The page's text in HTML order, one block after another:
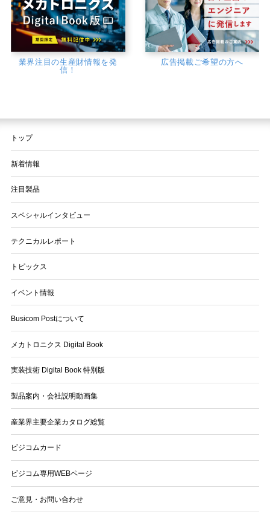
業界注目の生産財情報を発
信！
広告掲載ご希望の方へ
トップ
新着情報
注目製品
スペシャルインタビュー
テクニカルレポート
トピックス
イベント情報
Busicom Postについて
メカトロニクス Digital Book
実装技術 Digital Book 特別版
製品案内・会社説明動画集
産業界主要企業カタログ総覧
ビジコムカード
ビジコム専用WEBページ
ご意見・お問い合わせ